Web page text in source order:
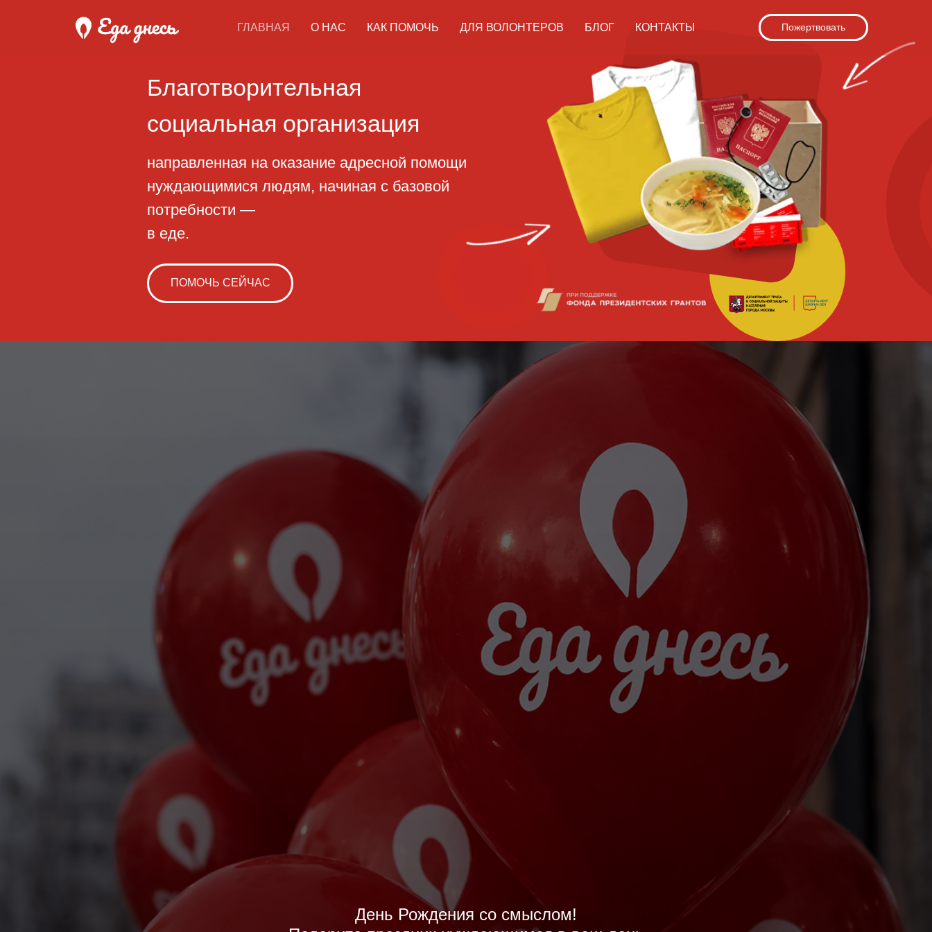
ГЛАВНАЯ О НАС КАК ПОМОЧЬ ДЛЯ ВОЛОНТЕРОВ БЛОГ КОНТАКТЫ Пожертвовать
нуждающимися людям, начиная с базовой
потребности —
в еде.
Благотворительная
День Рождения со смыслом!